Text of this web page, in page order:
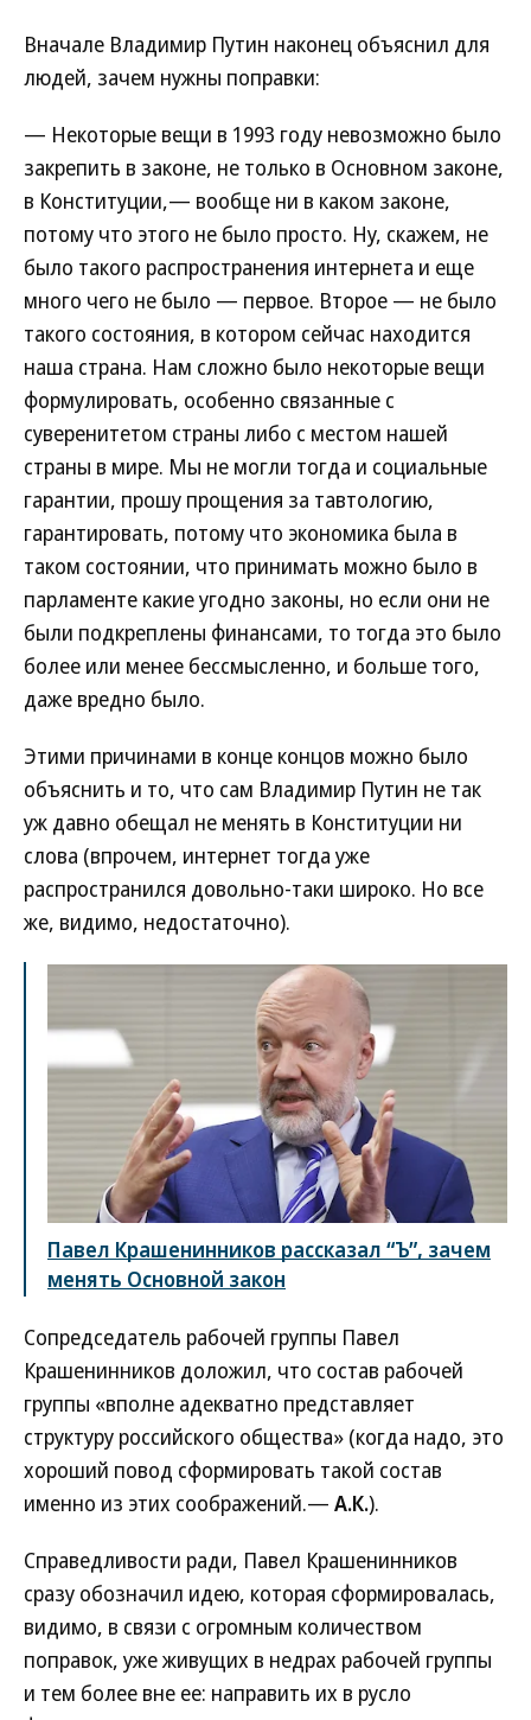
Вначале Владимир Путин наконец объяснил для
людей, зачем нужны поправки:
— Некоторые вещи в 1993 году невозможно было
закрепить в законе, не только в Основном законе,
в Конституции,— вообще ни в каком законе,
потому что этого не было просто. Ну, скажем, не
было такого распространения интернета и еще
много чего не было — первое. Второе — не было
такого состояния, в котором сейчас находится
наша страна. Нам сложно было некоторые вещи
формулировать, особенно связанные с
суверенитетом страны либо с местом нашей
страны в мире. Мы не могли тогда и социальные
гарантии, прошу прощения за тавтологию,
гарантировать, потому что экономика была в
таком состоянии, что принимать можно было в
парламенте какие угодно законы, но если они не
были подкреплены финансами, то тогда это было
более или менее бессмысленно, и больше того,
даже вредно было.
Этими причинами в конце концов можно было
объяснить и то, что сам Владимир Путин не так
уж давно обещал не менять в Конституции ни
слова (впрочем, интернет тогда уже
распространился довольно-таки широко. Но все
же, видимо, недостаточно).
Павел Крашенинников рассказал “Ъ”, зачем
менять Основной закон
Сопредседатель рабочей группы Павел
Крашенинников доложил, что состав рабочей
группы «вполне адекватно представляет
структуру российского общества» (когда надо, это
хороший повод сформировать такой состав
именно из этих соображений.— А.К.).
Справедливости ради, Павел Крашенинников
сразу обозначил идею, которая сформировалась,
видимо, в связи с огромным количеством
поправок, уже живущих в недрах рабочей группы
и тем более вне ее: направить их в русло